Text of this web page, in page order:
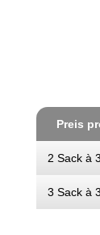
Preis
2 Sack à
3 Sack à